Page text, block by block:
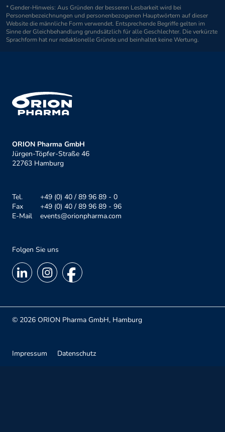
* Gender-Hinweis: Aus Gründen der besseren Lesbarkeit wird bei
Personenbezeichnungen und personenbezogenen Hauptwörtern auf dieser
Website die männliche Form verwendet. Entsprechende Begriffe gelten im
Sinne der Gleichbehandlung grundsätzlich für alle Geschlechter. Die verkürzte
Sprachform hat nur redaktionelle Gründe und beinhaltet keine Wertung.
ORION Pharma GmbH
Jürgen-Töpfer-Straße 46
22763 Hamburg
Tel.
+49 (0) 40 / 89 96 89 - 0
Fax
+49 (0) 40 / 89 96 89 - 96
E-Mail
events@orionpharma.com
Folgen Sie uns
© 2026 ORION Pharma GmbH, Hamburg
Impressum Datenschutz